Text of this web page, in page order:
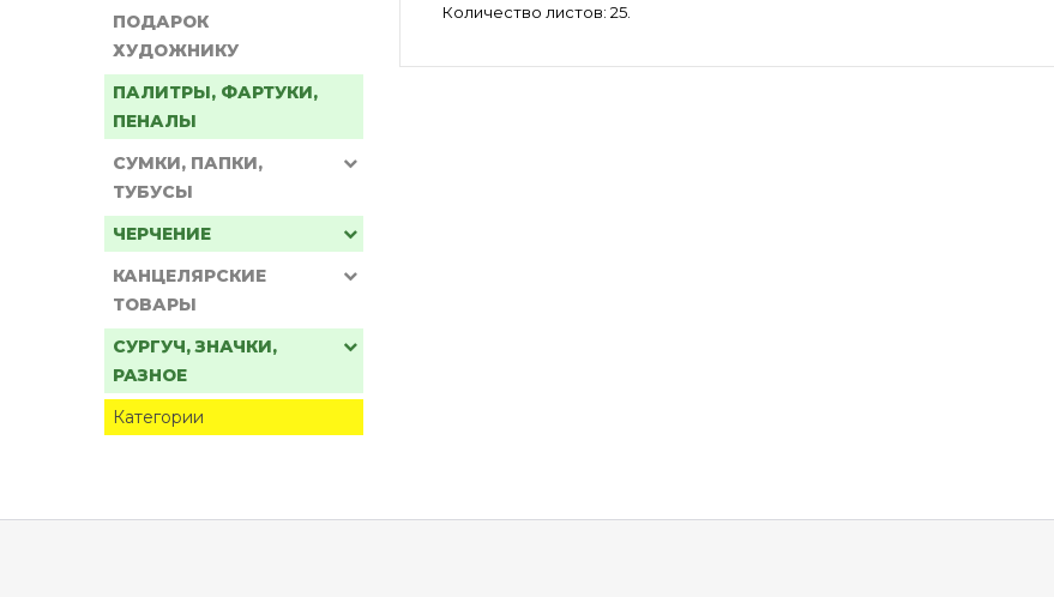
ПОДАРОК
ХУДОЖНИКУ
ПАЛИТРЫ, ФАРТУКИ,
ПЕНАЛЫ
СУМКИ, ПАПКИ,
ТУБУСЫ
ЧЕРЧЕНИЕ
КАНЦЕЛЯРСКИЕ
ТОВАРЫ
СУРГУЧ, ЗНАЧКИ,
РАЗНОЕ
Категории
Количество листов: 25.